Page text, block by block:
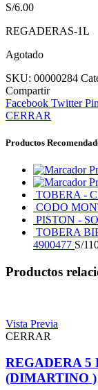
S/6.00
REGADERAS-1L
Agotado
SKU: 00000284
Compartir
Facebook Twitter
CERRAR
Productos
TOBERA -
CODO
PISTON -
TOBERA
4900477 S/
Productos
Vista Previa
CERRAR
REGADERA
(DIMARTINO )